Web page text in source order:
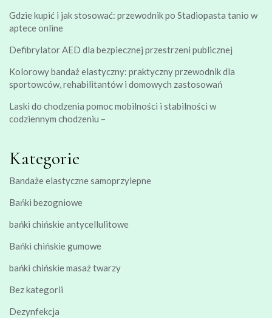
Gdzie kupić i jak stosować: przewodnik po Stadiopasta tanio w
aptece online
Defibrylator AED dla bezpiecznej przestrzeni publicznej
Kolorowy bandaż elastyczny: praktyczny przewodnik dla
sportowców, rehabilitantów i domowych zastosowań
Laski do chodzenia pomoc mobilności i stabilności w
codziennym chodzeniu –
Kategorie
Bandaże elastyczne samoprzylepne
Bańki bezogniowe
bańki chińskie antycellulitowe
Bańki chińskie gumowe
bańki chińskie masaż twarzy
Bez kategorii
Dezynfekcja